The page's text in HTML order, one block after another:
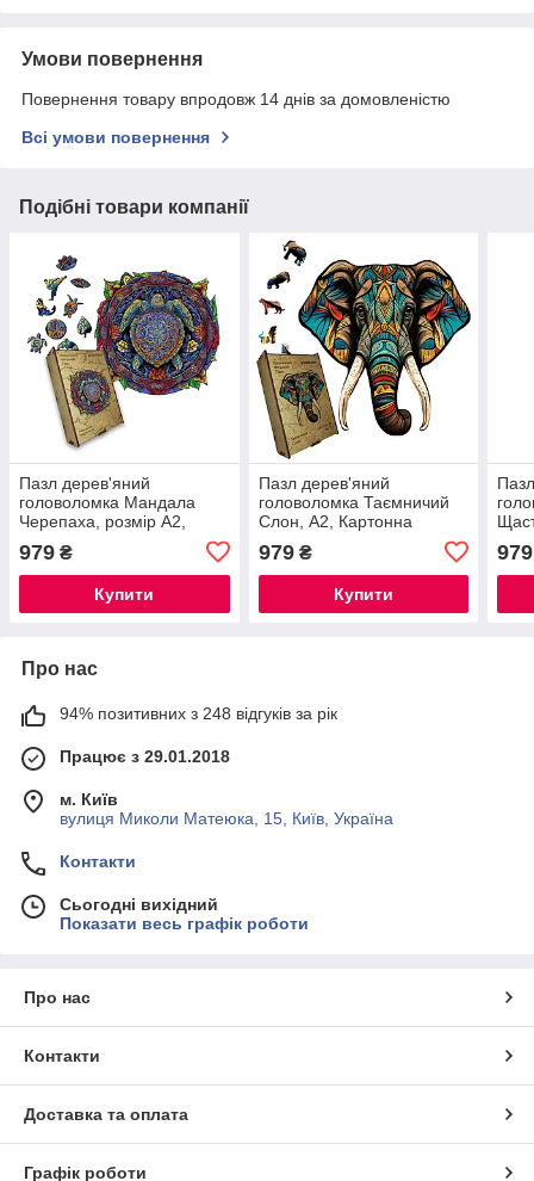
Умови повернення
Повернення товару впродовж 14 днів за домовленістю
Всі умови повернення
Подібні товари компанії
Пазл дерев'яний
головоломка Мандала
Черепаха, розмір А2,
979 ₴
Купити
Пазл дерев'яний
головоломка Таємничий
Слон, А2, Картонна
979₴
Купити
979
Про нас
94% позитивних з 248 відгуків за рік
Працює з 29.01.2018
м. Київ
вулиця Миколи Матеюка, 15, Київ, Україна
Контакти
Сьогодні вихідний
Показати весь графік роботи
Про нас
Контакти
Доставка та оплата
Графік роботи